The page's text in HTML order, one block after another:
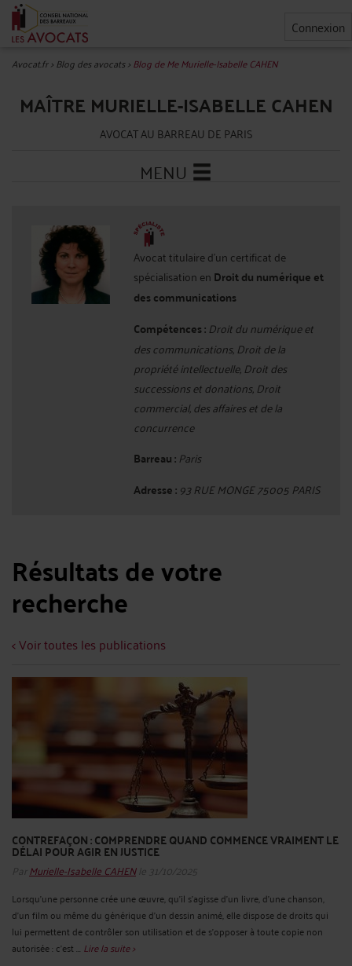
Connexion
Avocat.fr>Blog des avocats>Blog de Me Murielle-Isabelle CAHEN
MAÎTRE MURIELLE-ISABELLE CAHEN
AVOCAT AU BARREAU DE PARIS
MENU
Avocat titulaire d'un certificat de
spécialisation en Droit du numérique et
des communications
Compétences : Droit du numérique et
des communications, Droit de la
propriété intellectuelle, Droit des
successions et donations, Droit
commercial, des affaires et de la
concurrence
Barreau : Paris
Adresse : 93 RUE MONGE 75005 PARIS
Résultats de votre
recherche
< Voir toutes les publications
CONTREFAÇON : COMPRENDRE QUAND COMMENCE VRAIMENT LE
DÉLAI POUR AGIR EN JUSTICE
Par Murielle-Isabelle CAHENle 31/10/2025
Lorsqu’une personne crée une œuvre, qu’il s’agisse d’un livre, d’une chanson,
d’un film ou même du générique d’un dessin animé, elle dispose de droits qui
lui permettent de contrôler son utilisation et de s’opposer à toute copie non
autorisée : c’est ... Lire la suite >